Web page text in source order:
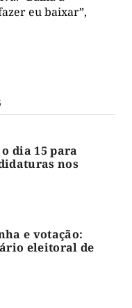
eu baixar”,
dia 15 para
nos
e votação:
eleitoral de